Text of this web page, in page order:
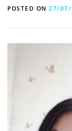
POSTED ON 27/07/